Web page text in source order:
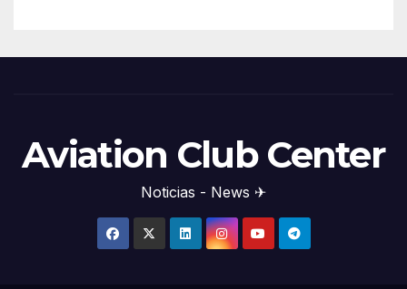
Aviation Club Center
Noticias - News ✈